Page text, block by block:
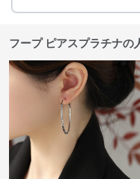
フープ ピアスプラチナの